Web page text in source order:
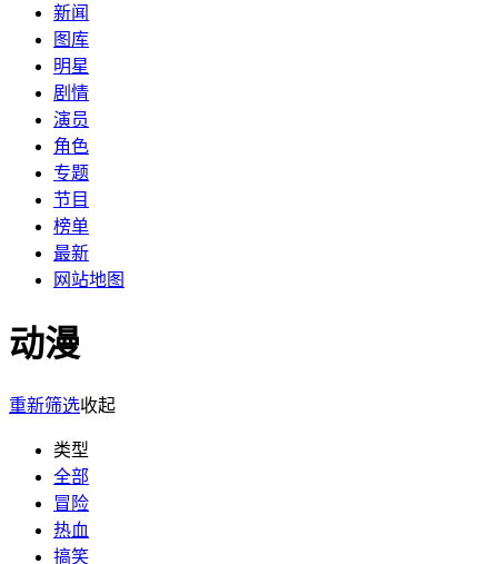
新闻
图库
明星
剧情
演员
角色
专题
节目
榜单
最新
网站地图
动漫
重新筛选收起
类型
全部
冒险
热血
搞笑